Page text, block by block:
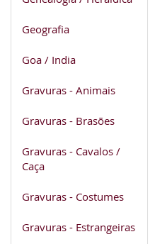
Geografia
Goa / India
Gravuras - Animais
Gravuras - Brasões
Gravuras - Cavalos /
Caça
Gravuras - Costumes
Gravuras - Estrangeiras